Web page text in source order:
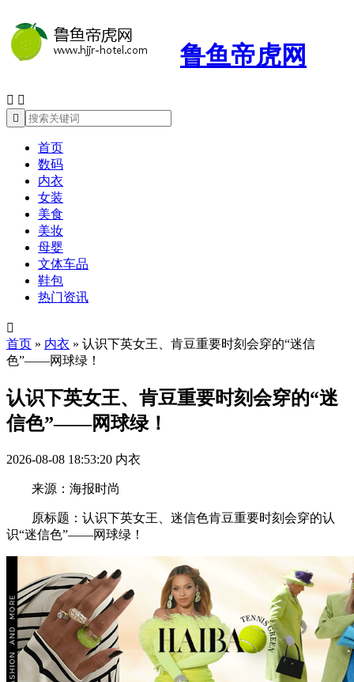
鲁鱼帝虎网
 

首页
数码
内衣
女装
美食
美妆
母婴
文体车品
鞋包
热门资讯

首页 » 内衣 » 认识下英女王、肯豆重要时刻会穿的“迷信
色”——网球绿！
认识下英女王、肯豆重要时刻会穿的“迷
信色”——网球绿！
2026-08-08 18:53:20 内衣
来源：海报时尚
原标题：认识下英女王、迷信色肯豆重要时刻会穿的认
识“迷信色”——网球绿！